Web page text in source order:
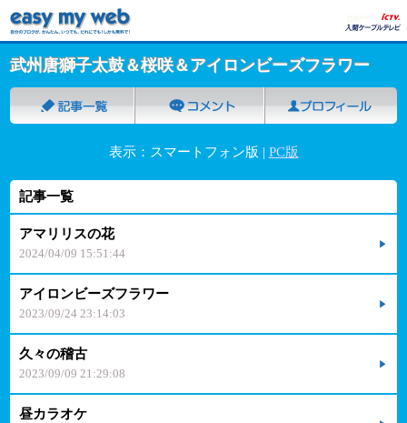
武州唐獅子太鼓＆桜咲＆アイロンビーズフラワー
表示：スマートフォン版 | PC版
記事一覧
アマリリスの花
2024/04/09 15:51:44
アイロンビーズフラワー
2023/09/24 23:14:03
久々の稽古
2023/09/09 21:29:08
昼カラオケ